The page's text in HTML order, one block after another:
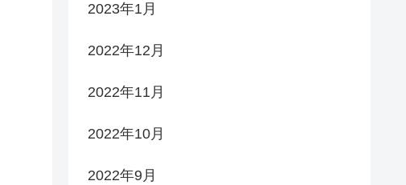
2023年1月
2022年12月
2022年11月
2022年10月
2022年9月